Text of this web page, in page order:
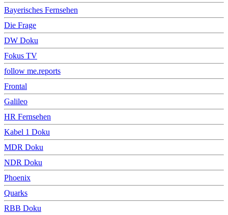
Bayerisches Fernsehen
Die Frage
DW Doku
Fokus TV
follow me.reports
Frontal
Galileo
HR Fernsehen
Kabel 1 Doku
MDR Doku
NDR Doku
Phoenix
Quarks
RBB Doku